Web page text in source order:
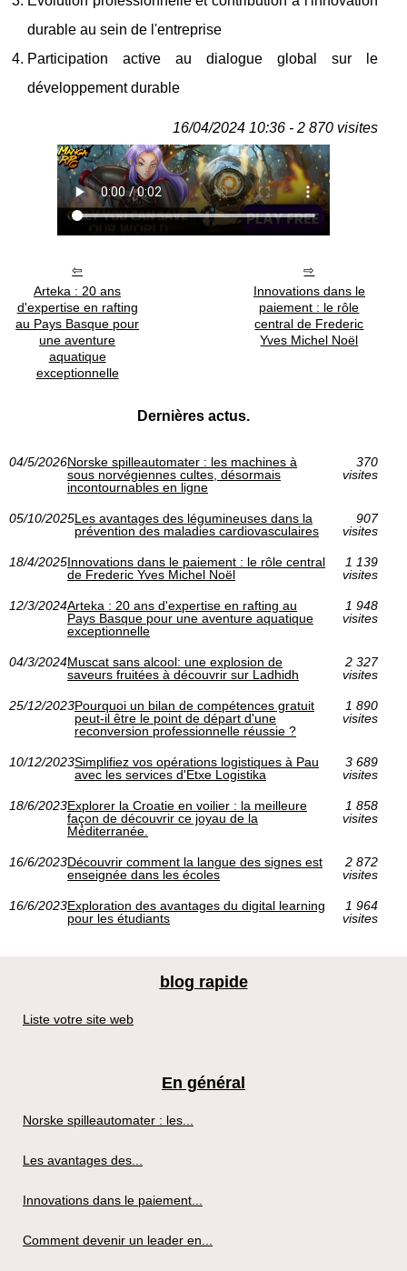
durable au sein de l'entreprise
Participation active au dialogue global sur le
développement durable
16/04/2024 10:36 - 2 870 visites
Arteka : 20 ans
d'expertise en rafting
au Pays Basque pour
une aventure
aquatique
exceptionnelle
Innovations dans le
paiement : le rôle
central de Frederic
Yves Michel Noël
Dernières actus.
04/5/2026Norske spilleautomater : les machines à
sous norvégiennes cultes, désormais
incontournables en ligne
370
visites
05/10/2025Les avantages des légumineuses dans la
prévention des maladies cardiovasculaires
907
visites
18/4/2025Innovations dans le paiement : le rôle central
de Frederic Yves Michel Noël
1 139
visites
12/3/2024Arteka : 20 ans d'expertise en rafting au
Pays Basque pour une aventure aquatique
exceptionnelle
1 948
visites
04/3/2024Muscat sans alcool: une explosion de
saveurs fruitées à découvrir sur Ladhidh
2 327
visites
25/12/2023Pourquoi un bilan de compétences gratuit
peut-il être le point de départ d'une
reconversion professionnelle réussie ?
1 890
visites
10/12/2023Simplifiez vos opérations logistiques à Pau
avec les services d'Etxe Logistika
3 689
visites
18/6/2023Explorer la Croatie en voilier : la meilleure
façon de découvrir ce joyau de la
Méditerranée.
1 858
visites
16/6/2023Découvrir comment la langue des signes est
enseignée dans les écoles
2 872
visites
16/6/2023Exploration des avantages du digital learning
pour les étudiants
1 964
visites
blog rapide
Liste votre site web
En général
Norske spilleautomater : les...
Les avantages des...
Innovations dans le paiement...
Comment devenir un leader en...